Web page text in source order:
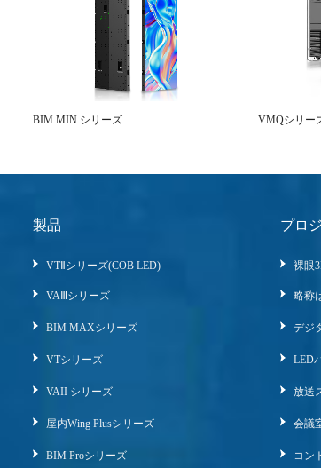
BIM MIN シリーズ VMQシリー
製品
VTⅡシリーズ(COB LED)
VAⅢシリーズ
BIM MAXシリーズ
VTシリーズ
VAII シリーズ
屋内wing Plusシリーズ
BIM Proシリーズ
プロ
裸眼
略称
デジ
LED
放送
会議
コン